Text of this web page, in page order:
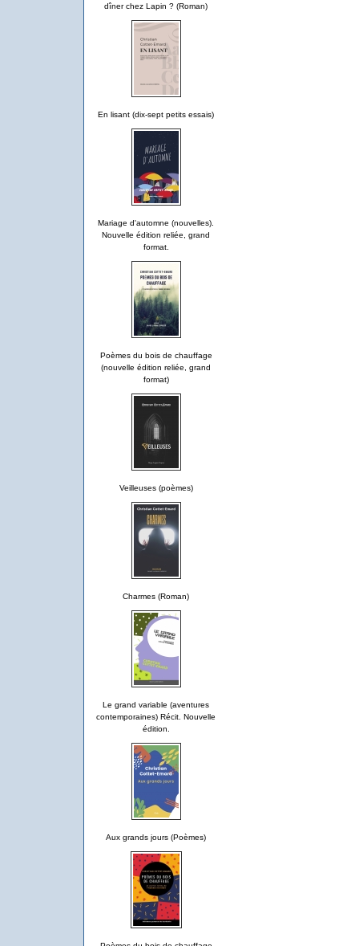
dîner chez Lapin ? (Roman)
En lisant (dix-sept petits essais)
Mariage d'automne (nouvelles).
Nouvelle édition reliée, grand
format.
Poèmes du bois de chauffage
(nouvelle édition reliée, grand
format)
Veilleuses (poèmes)
Charmes (Roman)
Le grand variable (aventures
contemporaines) Récit. Nouvelle
édition.
Aux grands jours (Poèmes)